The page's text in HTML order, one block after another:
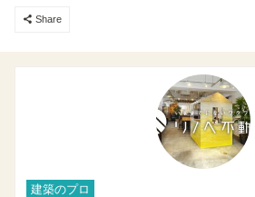
Share
建築のプロ